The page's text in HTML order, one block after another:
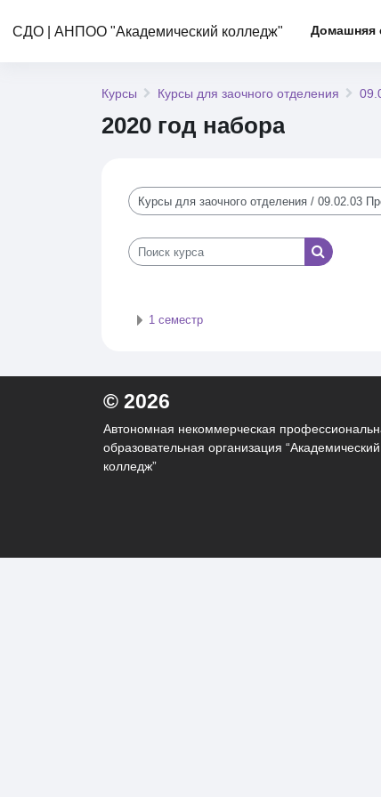
СДО | АНПОО "Академический колледж" Домашняя
Курсы Курсы для заочного отделения
2020 год набора
Категории курсов
Поиск курса
Поиск курса
1 семестр
© 2026
Автономная некоммерческая
образовательная организация “Академический
колледж”